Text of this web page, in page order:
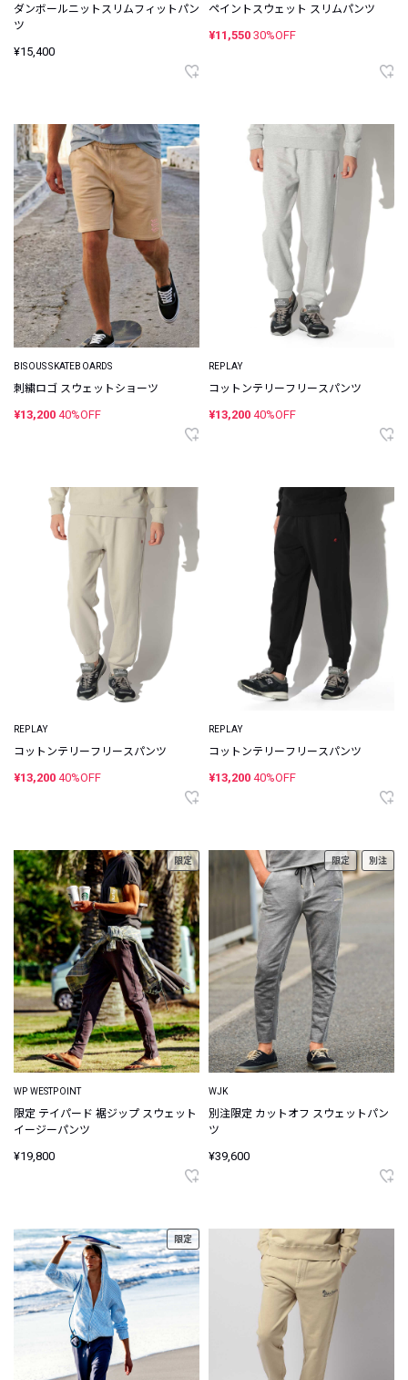
ダンボールニットスリムフィットパン
ツ
¥15,400
ペイントスウェット スリムパンツ
¥11,550 30%OFF
BISOUS SKATEBOARDS
刺繍ロゴ スウェットショーツ
¥13,200 40%OFF
REPLAY
コットンテリーフリースパンツ
¥13,200 40%OFF
REPLAY
コットンテリーフリースパンツ
¥13,200 40%OFF
REPLAY
コットンテリーフリースパンツ
¥13,200 40%OFF
限定
WP WESTPOINT
限定 テイパード 裾ジップ スウェット
イージーパンツ
¥19,800
限定 別注
WJK
別注限定 カットオフ スウェットパン
ツ
¥39,600
限定